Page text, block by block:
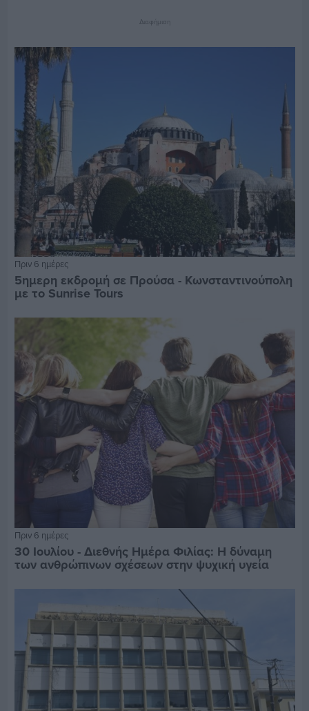
Διαφήμιση
Πριν 6 ημέρες
5ημερη εκδρομή σε Προύσα - Κωνσταντινούπολη
με το Sunrise Tours
Πριν 6 ημέρες
30 Ιουλίου - Διεθνής Ημέρα Φιλίας: Η δύναμη
των ανθρώπινων σχέσεων στην ψυχική υγεία